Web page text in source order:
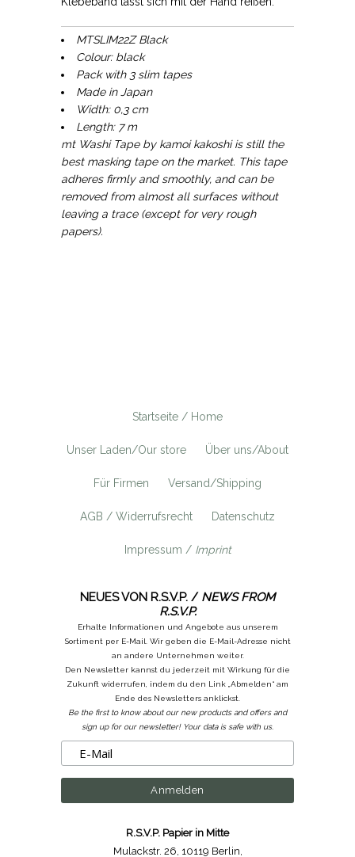
MTSLIM22Z Black
Colour: black
Pack with 3 slim tapes
Made in Japan
Width: 0,3 cm
Length: 7 m
mt Washi Tape by kamoi kakoshi is still the
best masking tape on the market. This tape
adheres firmly and smoothly, and can be
removed from almost all surfaces without
leaving a trace (except for very rough
papers).
Startseite / Home
Unser Laden/Our store Über uns/About
Für Firmen Versand/Shipping
AGB / Widerrufsrecht Datenschutz
Impressum / Imprint
NEUES VON R.S.V.P. / NEWS FROM
R.S.V.P.
Erhalte Informationen und Angebote aus unserem
Sortiment per E-Mail. Wir geben die E-Mail-Adresse nicht
an andere Unternehmen weiter.
Den Newsletter kannst du jederzeit mit Wirkung für die
Zukunft widerrufen, indem du den Link „Abmelden“ am
Ende des Newsletters anklickst.
Be the first to know about our new products and offers and
sign up for our newsletter! Your data is safe with us.
R.S.V.P. Papier in Mitte
Mulackstr. 26 10119 Berlin